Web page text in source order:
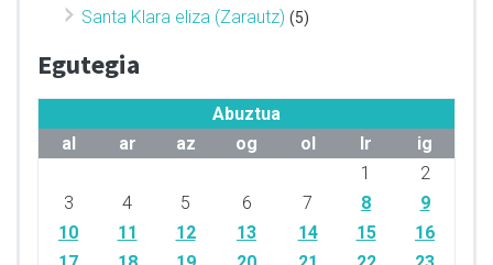
Santa Klara eliza (Zarautz) (5)
Egutegia
Abuztua
al
ar az og ol lr
ig
1
2
3
4 5 6 7 8
9
10
11 12 13 14 15
16